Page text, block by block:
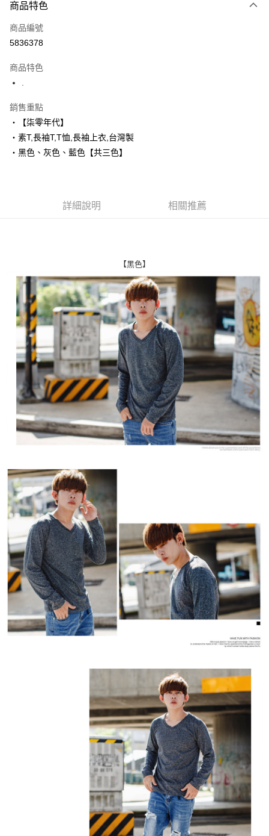
信用卡一次付款
超商取貨付款
街口支付
悠遊付
Google Pay
AFTEE先享後付是「在收到商品之後才付款」的支付方式。 讓您購物簡單
１．於結帳方式選擇「AFTEE先享後付」後，將跳轉至「AFTEE先享後付」
結帳頁面，進行簡訊認證並確認金額後，即可完成結帳。
２．訂單成立數日內，您將收到繳費通知簡訊。
３．收到繳費通知簡訊後14天內，點擊此簡訊中的連結，可透過四大超商／
ATM／網路銀行／等多元方式進行付款，方視為交易完成。
※ 請注意：結帳手續完成當下不需立刻繳費，但若您需要取消訂單，請聯絡
購買商品的店家。未經商家同意取消之訂單仍視為有效，需透過AFTEE先享
後付繳納相關費用。
※ 交易是否成功請以「AFTEE先享後付 」之結帳頁面顯示為準，若有關於
是否繳費成功／繳費後需取消欲退款等相關疑問，請聯繫「AFTEE先享後付
客戶支援中心」https://netprotections.freshdesk.com/support/home
【注意事項】
１．透過由恩沛科技股份有限公司提供之「AFTEE先享後付」服務完成之交
易，需依本服務之必要範圍內提供個人資料，並將交易相關給付款項請求債
https://aftee.tw/terms/#terms3
３．未成年的使用者請事先徵得法定代理人或監護人之同意方可使用
「AFTEE先享後付」，若未經同意申辦者引起之損失，本公司不負相關責
任。
４．使用「AFTEE先享後付」時，將依據個別帳號之用戶狀況，依本公司即
時審查核予不同之上限額度；若仍有額度不足之情形，本公司將視審查結果
請求用戶進行身份認證。
５．嚴禁一人註冊多個帳號或使用他人資訊註冊。若發現惡意使用之情形，
恩沛科技股份有限公司將有權停止該用戶之使用額度並採取法律行動。
先付款後全家取貨
每筆NT$80，滿NT$1,800(含以上)免運費
7-11付款取貨
每筆NT$80，滿NT$1,800(含以上)免運費
先付款後7-11取貨
每筆NT$80，滿NT$1,800(含以上)免運費
宅配
每筆NT$120，滿NT$3,000(含以上)免運費
商品特色
商品編號
5836378
商品特色
銷售重點
‧【柒零年代】
‧素T,長袖T,T恤,長袖上衣,台灣製
‧黑色、灰色、藍色【共三色】
詳細說明 相關推薦
【黑色】